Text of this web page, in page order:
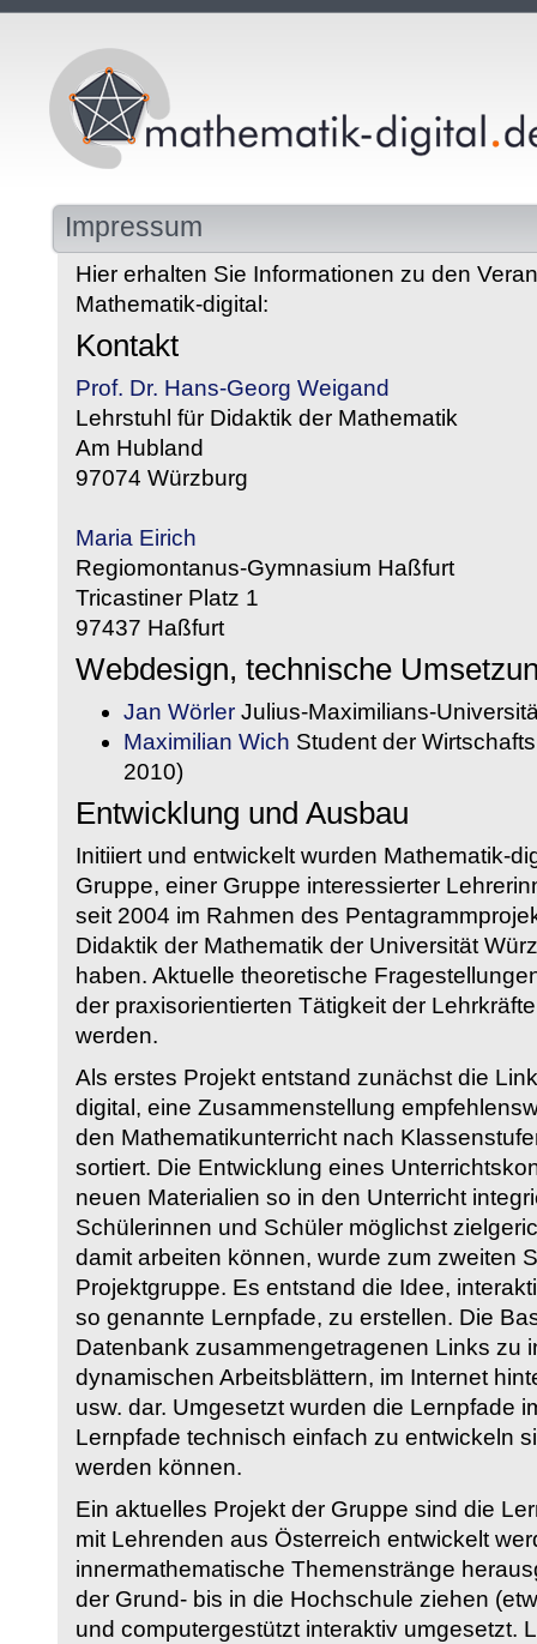
Impressum
Hier erhalten Sie Informationen zu den
Mathematik-digital:
Kontakt
Prof. Dr. Hans-Georg Weigand
Lehrstuhl für Didaktik der Mathematik
Am Hubland
97074 Würzburg
Maria Eirich
Regiomontanus-Gymnasium Haßfurt
Tricastiner Platz 1
97437 Haßfurt
Webdesign, technische
Jan Wörler Julius-Maximilians-
Maximilian Wich Student der
2010)
Entwicklung und Ausbau
Initiiert und entwickelt wurden Mathematik-
Gruppe, einer Gruppe interessierter
seit 2004 im Rahmen des
Didaktik der Mathematik der Universität
haben. Aktuelle theoretische
der praxisorientierten Tätigkeit der
werden.
Als erstes Projekt entstand zunächst die
digital, eine Zusammenstellung
den Mathematikunterricht nach
sortiert. Die Entwicklung eines
neuen Materialien so in den Unterricht
Schülerinnen und Schüler möglichst
damit arbeiten können, wurde zum zweiten
Projektgruppe. Es entstand die Idee,
so genannte Lernpfade, zu erstellen. Die
Datenbank zusammengetragenen Links zu
dynamischen Arbeitsblättern, im Internet
usw. dar. Umgesetzt wurden die Lernpfade
Lernpfade technisch einfach zu entwickeln
werden können.
Ein aktuelles Projekt der Gruppe sind die
mit Lehrenden aus Österreich entwickelt
innermathematische Themenstränge
der Grund- bis in die Hochschule ziehen
und computergestützt interaktiv umgesetzt.